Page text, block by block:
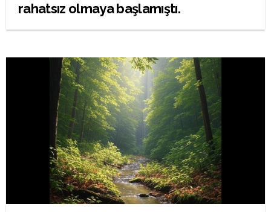
rahatsız olmaya başlamıştı.